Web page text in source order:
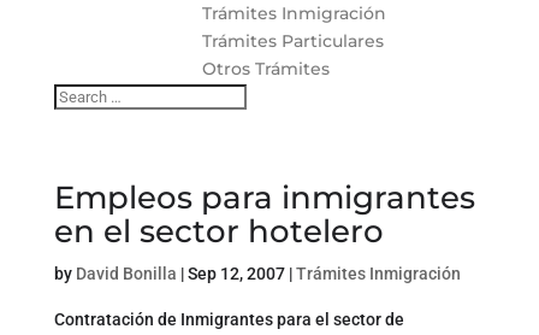
Trámites Inmigración
Trámites Particulares
Otros Trámites
Empleos para inmigrantes
en el sector hotelero
by David Bonilla |Sep 12, 2007|Trámites Inmigración
Contratación de Inmigrantes para el sector de